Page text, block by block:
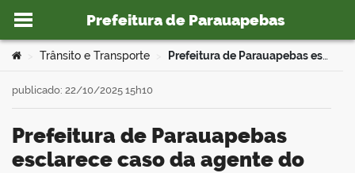
Ir para o conteúdo
Prefeitura de Parauapebas
portal
Você está aqui:
Trânsito e Transporte Prefeitura de Parauapebas esclarece caso da agente do Departamento Municipal de Trânsito e Transporte
Prefeitura de Parauapebas
esclarece caso da agente do
publicado: 22/10/2025 15h10